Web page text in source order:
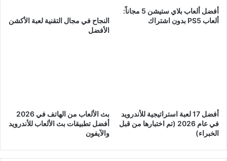
أفضل ألعاب بلاي ستيشن 5 مجاناً:
ألعاب PS5 بدون اشتراك
النجاح في مجال التقنية لعبة الأكشن
الأفضل
أفضل 17 لعبة استراتيجية للأندرويد
في عام 2026 (تم اختبارها من قبل
الخبراء)
بث الألعاب من الهاتف في 2026
أفضل تطبيقات بث الألعاب للأندرويد
والآيفون